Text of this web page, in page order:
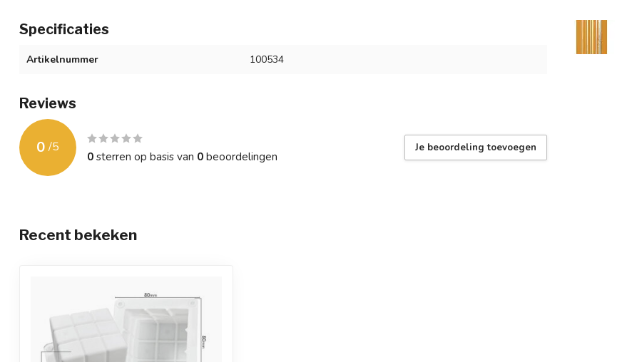
Specificaties
Artikelnummer 100534
Reviews
0 /5
0sterren op basis van 0beoordelingen
Je beoordeling toevoegen
Recent bekeken